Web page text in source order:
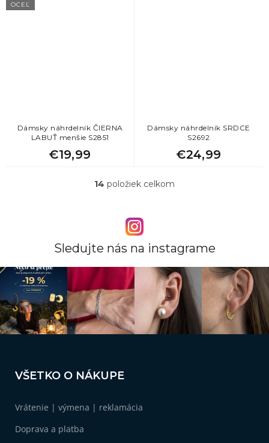
OCEĽ
Dámsky náhrdelník ČIERNA
LABUŤ menšie S2851
€19,99
Dámsky náhrdelník SRDCE
S2692
€24,99
O
á
d
a
i
e
p
r
k
y
u
14 položiek celkom
Sledujte nás na instagrame
VŠETKO O NÁKUPE
Vrátenie | výmena | reklamácia
Doprava a platba